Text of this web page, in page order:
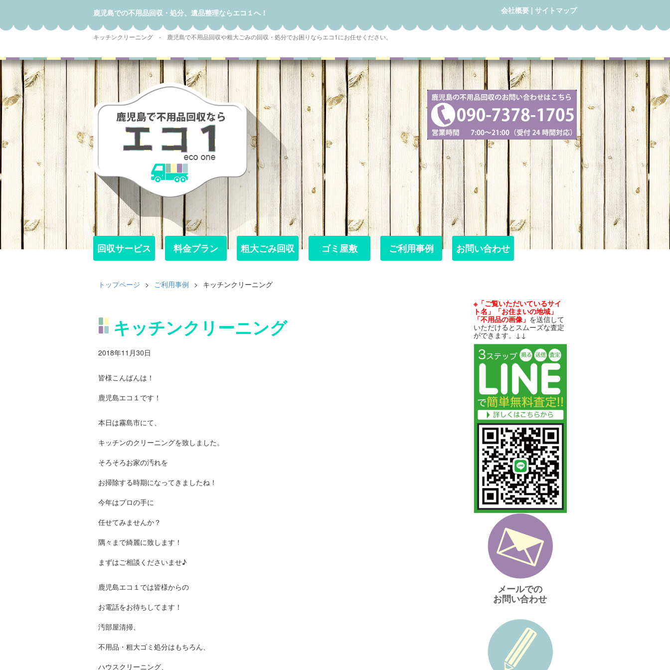
鹿児島での不用品回収・処分、遺品整理ならエコ１へ！ 会社概要 | サイトマップ
キッチンクリーニング - 鹿児島で不用品回収や粗大ごみの回収・処分でお困りならエコ1にお任せください。
回収サービス
回収サービス 料金プラン
料金プラン 粗大ごみ回収
粗大ごみ回収 ゴミ屋敷
ゴミ屋敷 ご利用事例
ご利用事例 お問い合わせ
お問い合わせ
トップページ > ご利用事例 > キッチンクリーニング
キッチンクリーニング
2018年11月30日
皆様こんばんは！
鹿児島エコ１です！
本日は霧島市にて、
キッチンのクリーニングを致しました。
そろそろお家の汚れを
お掃除する時期になってきましたね！
今年はプロの手に
任せてみませんか？
隅々まで綺麗に致します！
まずはご相談くださいませ♪
鹿児島エコ１では皆様からの
お電話をお待ちしてます！
汚部屋清掃、
不用品・粗大ゴミ処分はもちろん、
ハウスクリーニング、
※「ご覧いただいているサイ
ト名」「お住まいの地域」
「不用品の画像」 を送信して
いただけるとスムーズな査定
ができます。↓↓
メールでの
お問い合わせ